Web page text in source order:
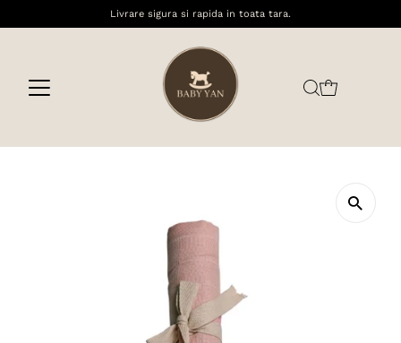
Livrare sigura si rapida in toata tara.